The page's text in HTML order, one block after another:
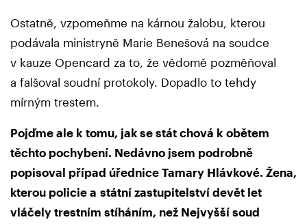
Ostatně, vzpomeňme na kárnou žalobu, kterou
podávala ministryně Marie Benešová na soudce
v kauze Opencard za to, že vědomě pozměňoval
a falšoval soudní protokoly. Dopadlo to tehdy
mírným trestem.
Pojďme ale k tomu, jak se stát chová k obětem
těchto pochybení. Nedávno jsem podrobně
popisoval případ úřednice Tamary Hlávkové. Žena,
kterou policie a státní zastupitelství devět let
vláčely trestním stíháním, než Nejvyšší soud